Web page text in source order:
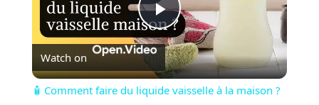
Play
Video
Watch on
🧴 Comment faire du liquide vaisselle à la maison ?